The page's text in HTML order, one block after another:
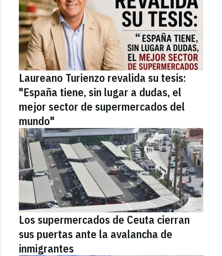
Laureano Turienzo revalida su tesis:
"España tiene, sin lugar a dudas, el
mejor sector de supermercados del
mundo"
Los supermercados de Ceuta cierran
sus puertas ante la avalancha de
inmigrantes